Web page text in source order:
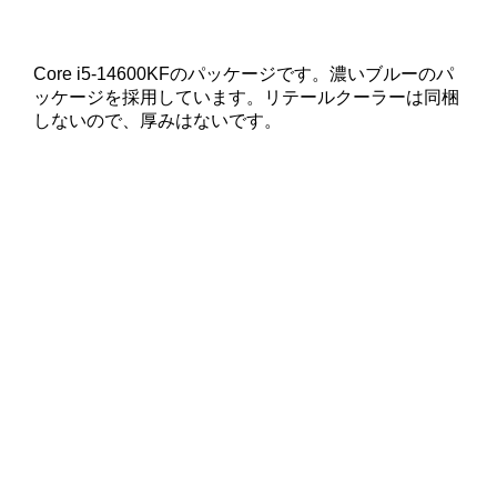
Core i5-14600KFのパッケージです。濃いブルーのパ
ッケージを採用しています。リテールクーラーは同梱
しないので、厚みはないです。